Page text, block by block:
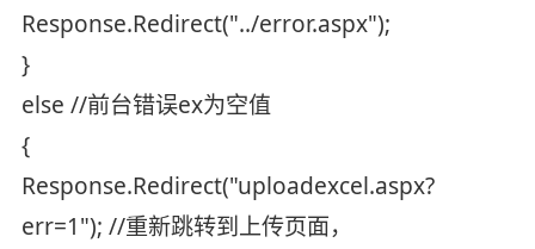
Response.Redirect("../error.aspx");
}
else //前台错误ex为空值
{
Response.Redirect("uploadexcel.aspx?
err=1"); //重新跳转到上传页面，